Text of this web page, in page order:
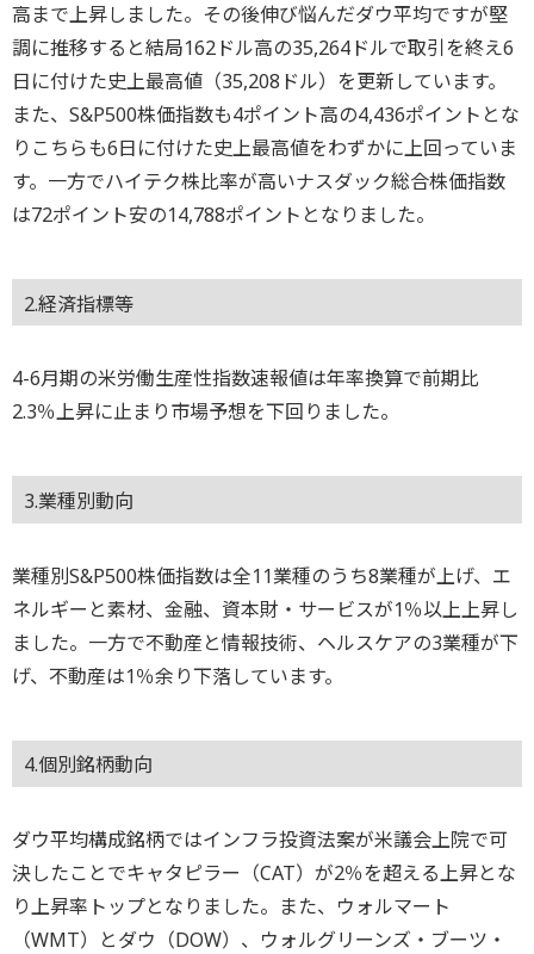
高まで上昇しました。その後伸び悩んだダウ平均ですが堅
調に推移すると結局162ドル高の35,264ドルで取引を終え6
日に付けた史上最高値（35,208ドル）を更新しています。
また、S&P500株価指数も4ポイント高の4,436ポイントとな
りこちらも6日に付けた史上最高値をわずかに上回っていま
す。一方でハイテク株比率が高いナスダック総合株価指数
は72ポイント安の14,788ポイントとなりました。
2.経済指標等
4-6月期の米労働生産性指数速報値は年率換算で前期比
2.3％上昇に止まり市場予想を下回りました。
3.業種別動向
業種別S&P500株価指数は全11業種のうち8業種が上げ、エ
ネルギーと素材、金融、資本財・サービスが1％以上上昇し
ました。一方で不動産と情報技術、ヘルスケアの3業種が下
げ、不動産は1％余り下落しています。
4.個別銘柄動向
ダウ平均構成銘柄ではインフラ投資法案が米議会上院で可
決したことでキャタピラー（CAT）が2％を超える上昇とな
り上昇率トップとなりました。また、ウォルマート
（WMT）とダウ（DOW）、ウォルグリーンズ・ブーツ・